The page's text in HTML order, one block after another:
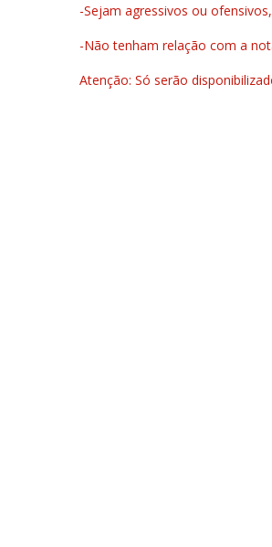
-Sejam agressivos ou
-Não tenham relação com a
Atenção: Só serão